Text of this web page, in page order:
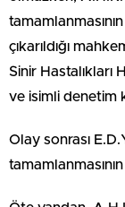
çıkarıldığı
Sinir Hastalıkları
ve isimli denetim
Olay sonrası